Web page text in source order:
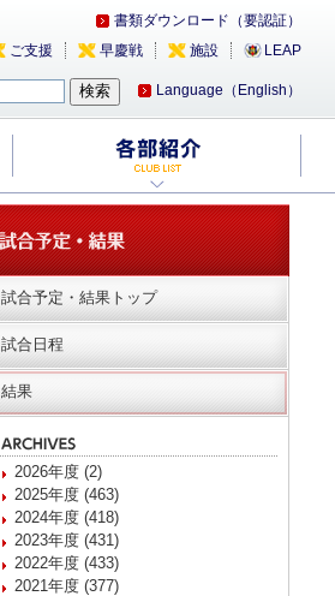
書類ダウンロード（要認証）
LEAP
施設
早慶戦
ご支援
Language（English）
試合予定・結果トップ
試合日程
結果
2026年度 (2)
2025年度 (463)
2024年度 (418)
2023年度 (431)
2022年度 (433)
2021年度 (377)